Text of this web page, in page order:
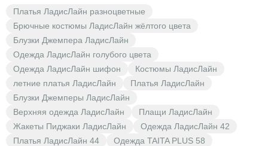
доступным ценам, которые приятно удивят вас.
Откройте для себя мир моды с брендом ЛадисЛайн!
Платья ЛадисЛайн разноцветные
Брючные костюмы ЛадисЛайн жёлтого цвета
Блузки Джемпера ЛадисЛайн
Одежда ЛадисЛайн голубого цвета
Одежда ЛадисЛайн шифон
Костюмы ЛадисЛайн
летние платья ЛадисЛайн
Платья ЛадисЛайн
Блузки Джемперы ЛадисЛайн
Верхняя одежда ЛадисЛайн
Плащи ЛадисЛайн
Жакеты Пиджаки ЛадисЛайн
Одежда ЛадисЛайн 42
Платья ЛадисЛайн 44
Одежда TAITA PLUS 58